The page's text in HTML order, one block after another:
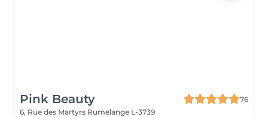
Pink Beauty
76
6, Rue des Martyrs Rumelange L-3739